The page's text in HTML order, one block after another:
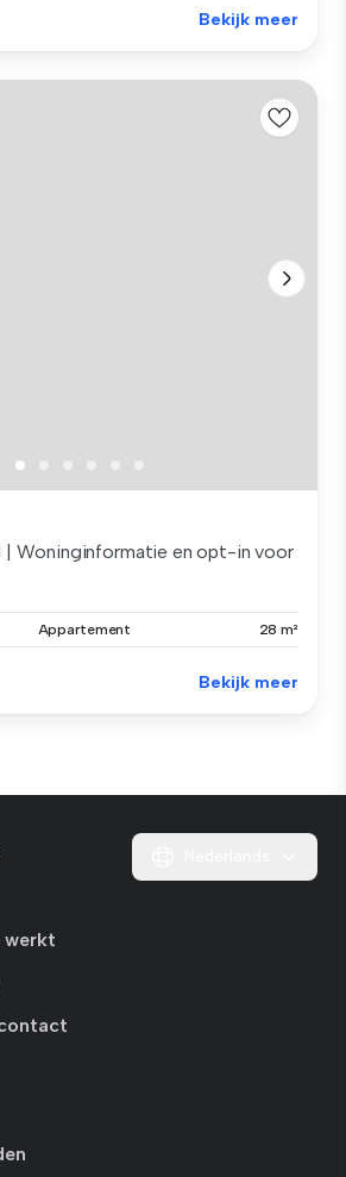
Bekijk meer
| Woninginformatie en opt-in voor
Appartement 28 m²
Bekijk meer
werkt